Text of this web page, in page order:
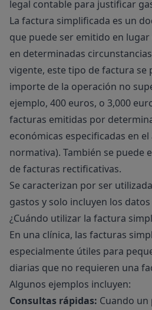
legal contable para justificar
La factura simplificada es un
que puede ser emitido en
en determinadas
vigente, este tipo de factura se
importe de la operación no
ejemplo, 400 euros, o 3,000
facturas emitidas por
económicas especificadas en
normativa). También se puede
de facturas rectificativas.
Se caracterizan por ser
gastos y solo incluyen los
¿Cuándo utilizar la factura
En una clínica, las facturas
especialmente útiles para
diarias que no requieren una
Algunos ejemplos incluyen:
Consultas rápidas: Cuando un